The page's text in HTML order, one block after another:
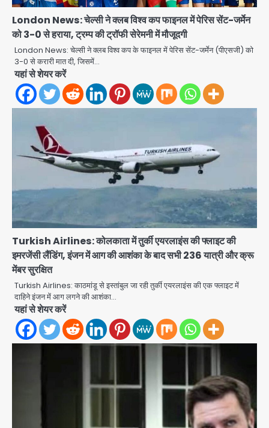
London News: चेल्सी ने क्लब विश्व कप फाइनल में पेरिस सेंट-जर्मेन
को 3-0 से हराया, ट्रम्प की ट्रॉफी सेरेमनी में मौजूदगी
London News: चेल्सी ने क्लब विश्व कप के फाइनल में पेरिस सेंट-जर्मेन (पीएसजी) को
3-0 से करारी मात दी, जिसमें…
यहां से शेयर करें
Turkish Airlines: कोलकाता में तुर्की एयरलाइंस की फ्लाइट की
इमरजेंसी लैंडिंग, इंजन में आग की आशंका के बाद सभी 236 यात्री और क्रू
मेंबर सुरक्षित
Turkish Airlines: काठमांडू से इस्तांबुल जा रही तुर्की एयरलाइंस की एक फ्लाइट में
दाहिने इंजन में आग लगने की आशंका…
यहां से शेयर करें
2
Team JHJ
28 साल बाद कानून के शिकंजे में आया हत्या का